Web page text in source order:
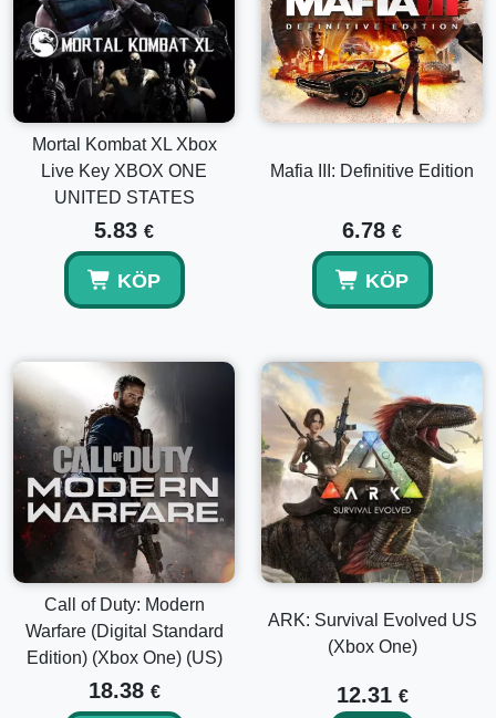
Mortal Kombat XL Xbox
Live Key XBOX ONE
UNITED STATES
5.83 €
KÖP
Mafia III: Definitive Edition
6.78 €
KÖP
Call of Duty: Modern
Warfare (Digital Standard
Edition) (Xbox One) (US)
18.38 €
ARK: Survival Evolved US
(Xbox One)
12.31 €